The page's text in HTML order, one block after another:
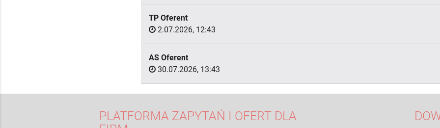
TP Oferent
2.07.2026, 12:43
AS Oferent
30.07.2026, 13:43
PLATFORMA ZAPYTAŃ I OFERT DLA